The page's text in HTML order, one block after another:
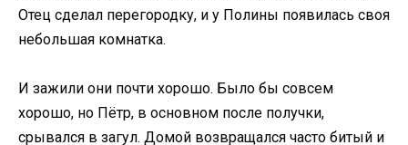
Отец сделал перегородку, и у Полины появилась своя
небольшая комнатка.
И зажили они почти хорошо. Было бы совсем
хорошо, но Пётр, в основном после получки,
срывался в загул. Домой возвращался часто битый и